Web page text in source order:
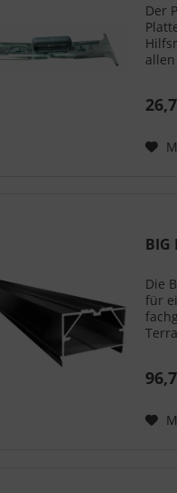
Der
BIG
Die
für